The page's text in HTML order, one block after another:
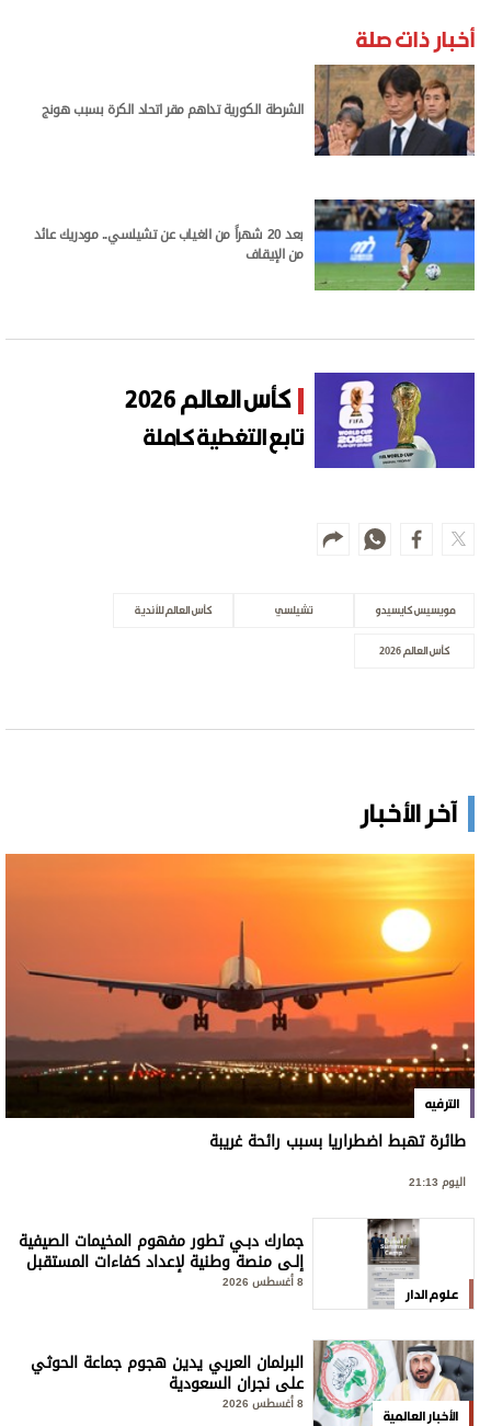
أخبار ذات صلة
الشرطة الكورية تداهم مقر اتحاد الكرة بسبب هونج
بعد 20 شهراً من الغياب عن تشيلسي.. مودريك عائد
من الإيقاف
كأس العالم 2026
تابع التغطية كاملة
مويسيس كايسيدو تشيلسي كأس العالم للأندية
كأس العالم 2026
آخر الأخبار
الترفيه
طائرة تهبط اضطراريا بسبب رائحة غريبة
اليوم 21:13
علوم الدار
جمارك دبـي تطور مفهوم المخيمات الصيفية
إلـى منصة وطنية لإعداد كفاءات المستقبل
8 أغسطس 2026
الأخبار العالمية
البرلمان العربي يدين هجوم جماعة الحوثي
على نجران السعودية
8 أغسطس 2026